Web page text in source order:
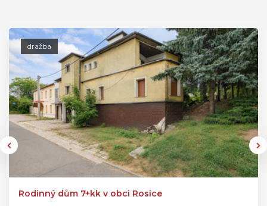
dražba
Rodinný dům 7+kk v obci Rosice